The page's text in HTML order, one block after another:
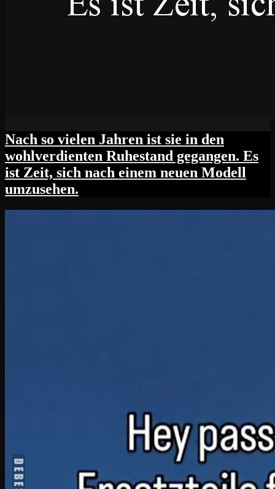
Nach so vielen Jahren ist sie in den
wohlverdienten Ruhestand gegangen. Es
ist Zeit, sich nach einem neuen Modell
umzusehen.